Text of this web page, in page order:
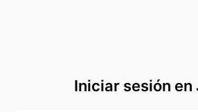
Iniciar sesión en